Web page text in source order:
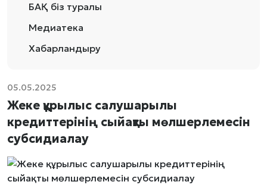
БАҚ біз туралы
Медиатека
Хабарландыру
05.05.2025
Жеке құрылыс салушарылы
кредиттерінің сыйақты мөлшерлемесін
субсидиалау